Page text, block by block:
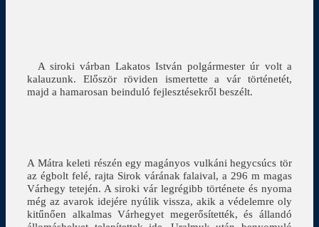
A siroki várban Lakatos István polgármester úr volt a
kalauzunk. Először röviden ismertette a vár történetét,
majd a hamarosan beinduló fejlesztésekről beszélt.
A Mátra keleti részén egy magányos vulkáni hegycsúcs tör
az égbolt felé, rajta Sirok várának falaival, a 296 m magas
Várhegy tetején. A siroki vár legrégibb története és nyoma
még az avarok idejére nyúlik vissza, akik a védelemre oly
kitűnően alkalmas Várhegyet megerősítették, és állandó